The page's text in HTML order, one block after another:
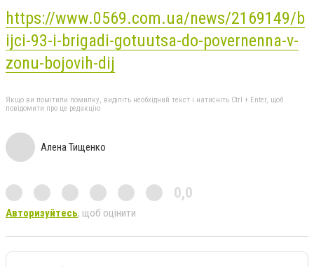
https://www.0569.com.ua/news/2169149/b
ijci-93-i-brigadi-gotuutsa-do-povernenna-v-
zonu-bojovih-dij
Якщо ви помітили помилку, виділіть необхідний текст і натисніть Ctrl + Enter, щоб
повідомити про це редакцію
Алена Тищенко
0,0
Авторизуйтесь, щоб оцінити